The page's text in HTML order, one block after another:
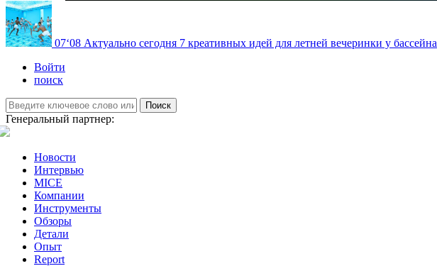
07‘08 Актуально сегодня 7 креативных идей для летней вечеринки у бассейна
Войти
поиск
Поиск
Генеральный партнер:
Новости
Интервью
MICE
Компании
Инструменты
Обзоры
Детали
Опыт
Report